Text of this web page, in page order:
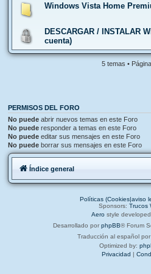
Windows Vista Home
DESCARGAR / INSTALAR
cuenta)
5 temas • Página
PERMISOS DEL FORO
No puede abrir nuevos temas en este Foro
No puede responder a temas en este Foro
No puede editar sus mensajes en este Foro
No puede borrar sus mensajes en este Foro
Índice general
Políticas (Cookies|aviso
Sponsors: Trucos
Aero style
Desarrollado por phpBB® Forum
Traducción al español por
Optimized by:
Privacidad |